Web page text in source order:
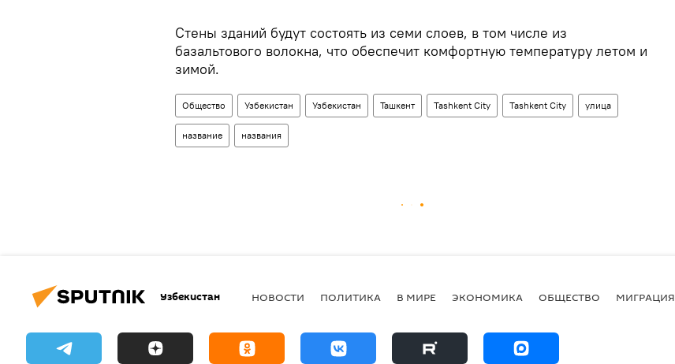
Стены зданий будут состоять из семи слоев, в том числе из
базальтового волокна, что обеспечит комфортную температуру летом и
зимой.
Общество Узбекистан Узбекистан Ташкент Tashkent City Tashkent City улица
название названия
Узбекистан НОВОСТИ ПОЛИТИКА В МИРЕ ЭКОНОМИКА ОБЩЕСТВО МИГРАЦИЯ